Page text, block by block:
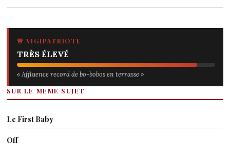
🚨 VIGIPATRIOTE
TRÈS ÉLEVÉ
« Affluence record de bo-bobos en terrasse »
SUR LE MEME SUJET
Le First Baby
Off